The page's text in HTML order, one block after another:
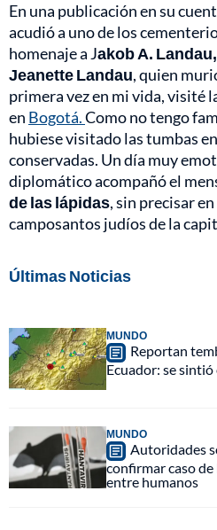
En una publicación en su
acudió a uno de los
homenaje a Jakob A.
Jeanette Landau, quien
primera vez en mi vida, visité
en Bogotá.Como no tengo
hubiese visitado las tumbas
conservadas. Un día muy
diplomático acompañó el
de las lápidas, sin precisar
camposantos judíos de la
Últimas Noticias
MUNDO
Reportan
Ecuador: se
MUNDO
Autoridades
confirmar caso
entre humanos